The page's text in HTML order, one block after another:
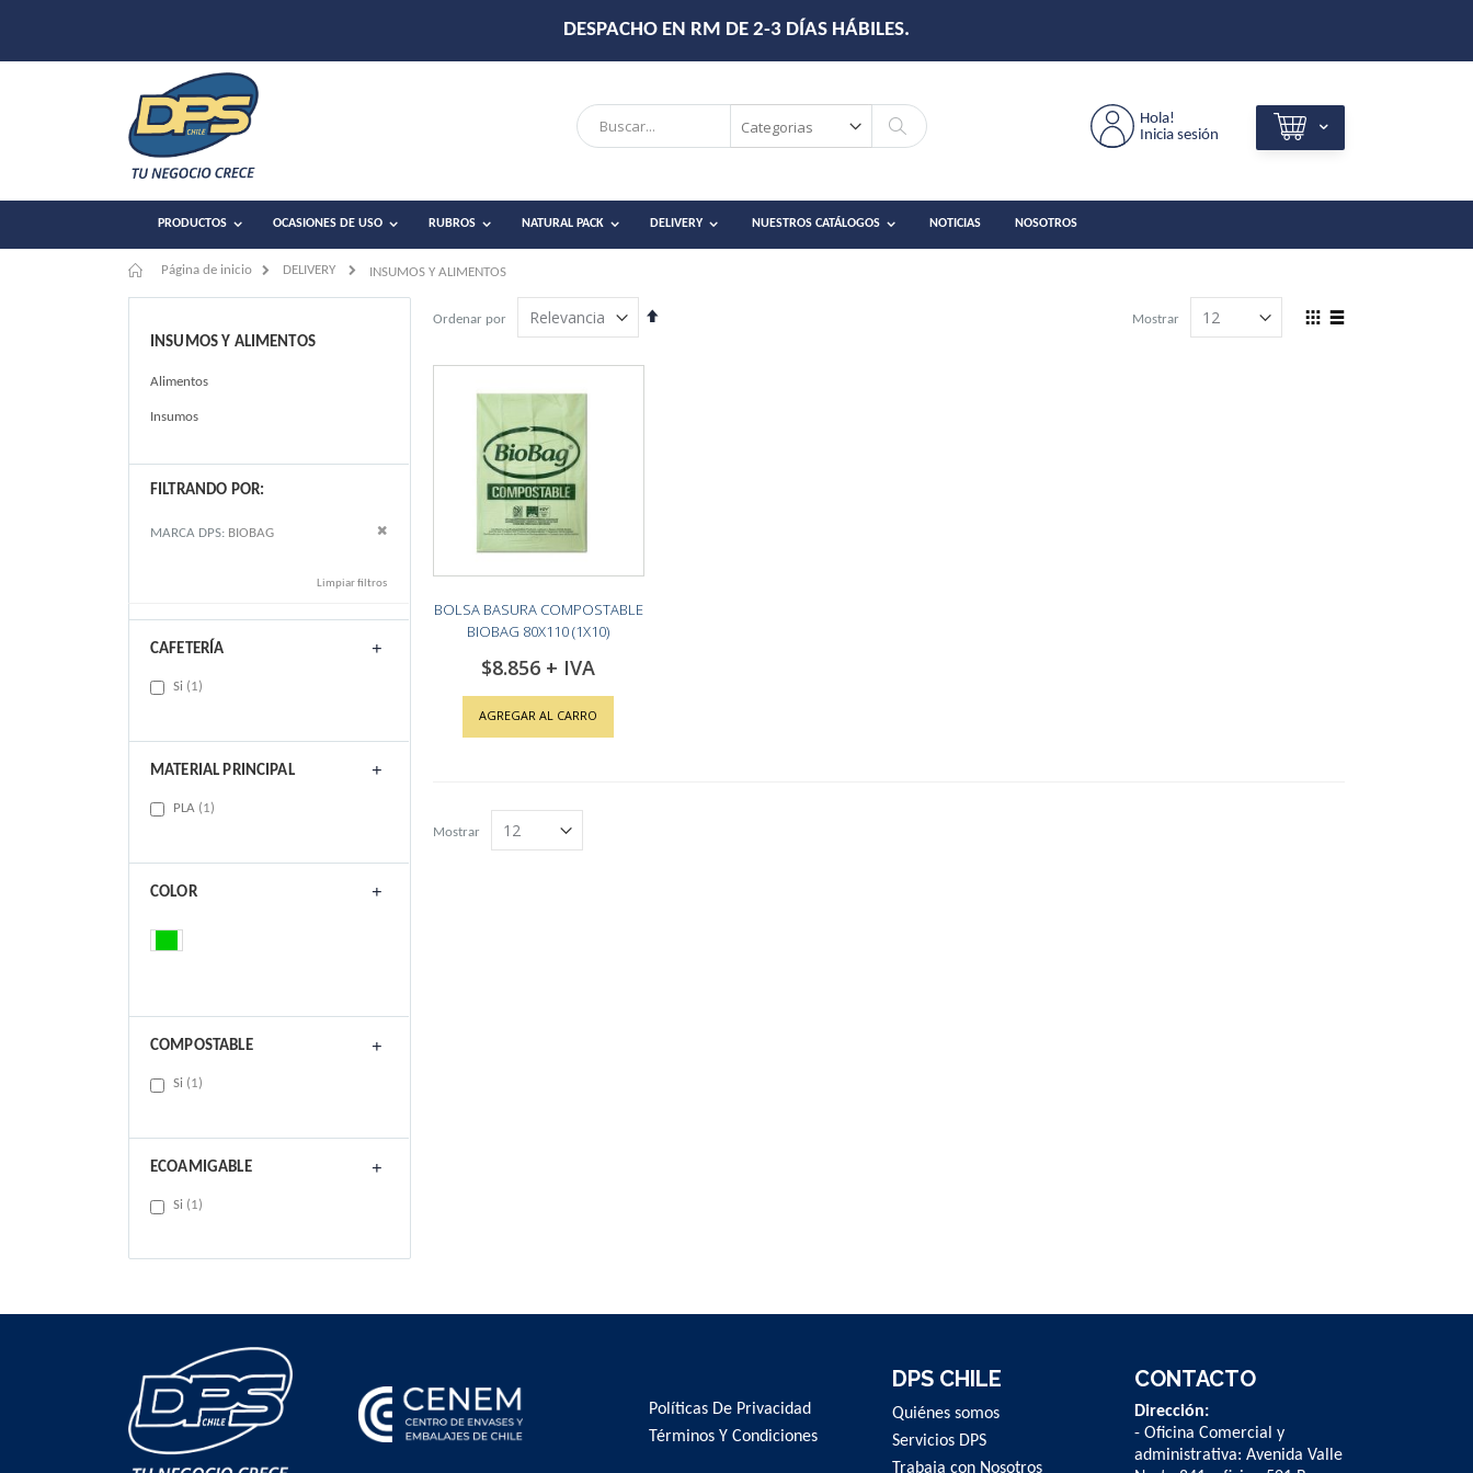
DESPACHO EN RM DE 2-3 DÍAS HÁBILES.
Search
Hola!
Inicia sesión
PRODUCTOS OCASIONES DE USO RUBROS NATURAL PACK DELIVERY NUESTROS CATÁLOGOS NOTICIAS NOSOTROS
Página de inicio DELIVERY INSUMOS Y ALIMENTOS
Ordenar por
View
Mostrar
BOLSA BASURA COMPOSTABLE
BIOBAG 80X110 (1X10)
$8.856
AGREGAR AL CARRO
Mostrar
INSUMOS Y ALIMENTOS
Alimentos
Insumos
FILTRANDO POR:
MARCA DPS BIOBAG Remove This Item
Limpiar filtros
CAFETERÍA
Si 1item
MATERIAL PRINCIPAL
PLA 1item
COLOR
COMPOSTABLE
Si 1item
ECOAMIGABLE
Si 1item
Políticas De Privacidad
Términos Y Condiciones
DPS CHILE
Quiénes somos
Servicios DPS
Trabaja con Nosotros
CONTACTO
Dirección:
- Oficina Comercial y
administrativa: Avenida Valle